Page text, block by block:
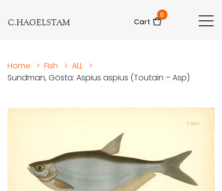
C.HAGELSTAM Cart
0
Home > Fish > ALL >
Sundman, Gösta: Aspius aspius (Toutain – Asp)